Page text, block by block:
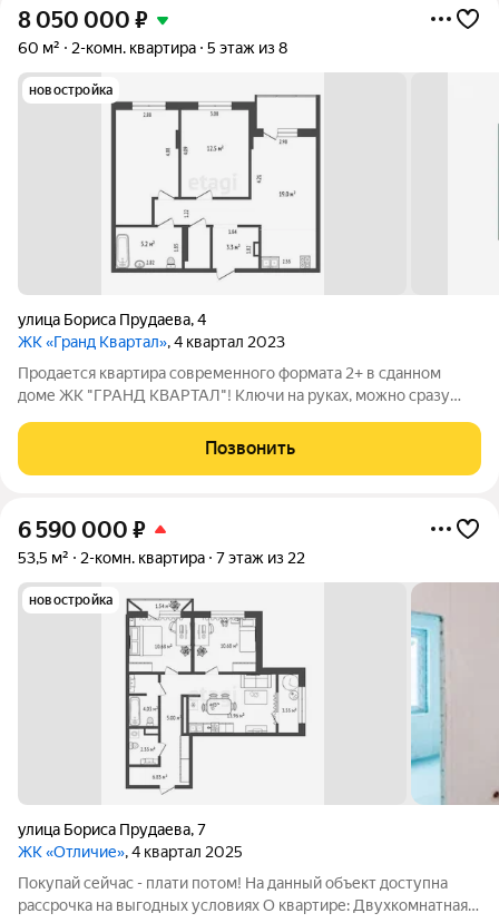
8 050 000 ₽
60 м² 2-комн. квартира 5 этаж из 8
новостройка
улица Бориса Прудаева,4
ЖК «Гранд Квартал», 4 квартал 2023
Продается квартира современного формата 2+ в сданном
доме ЖК "ГРАНД КВАРТАЛ"! Ключи на руках, можно сразу
расположен в перспективном районе Тюмени, в окружении
трех лесопарков, с отличной
Позвонить
6 590 000 ₽
53,5 м² 2-комн. квартира 7 этаж из 22
новостройка
улица Бориса Прудаева,7
ЖК «Отличие», 4 квартал 2025
Покупай сейчас - плати потом! На данный объект доступна
рассрочка на выгодных условиях О квартире: Двухкомнатная